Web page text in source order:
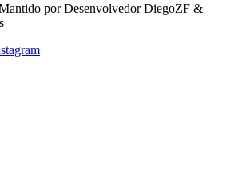
por Desenvolvedor DiegoZF &